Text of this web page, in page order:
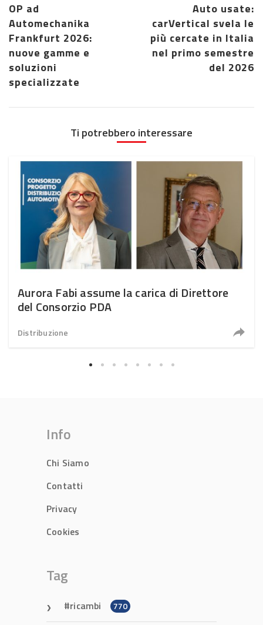
OP ad
Automechanika
Frankfurt 2026:
nuove gamme e
soluzioni
specializzate
Auto usate:
carVertical svela le
più cercate in Italia
nel primo semestre
del 2026
Ti potrebbero interessare
Aurora Fabi assume la carica di Direttore
del Consorzio PDA
Distribuzione
Info
Chi Siamo
Contatti
Privacy
Cookies
Tag
ricambi 770